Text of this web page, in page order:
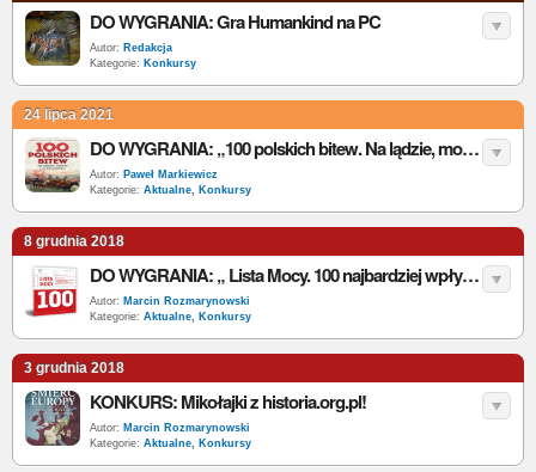
DO WYGRANIA: Gra Humankind na PC
Autor: Redakcja
Kategorie: Konkursy
24 lipca 2021
DO WYGRANIA: „100 polskich bitew. Na lądzie, morzu i w powietrzu”
Autor: Paweł Markiewicz
Kategorie: Aktualne, Konkursy
8 grudnia 2018
DO WYGRANIA: „ Lista Mocy. 100 najbardziej wpływowych Polek i Polaków z niepełnosprawnością”
Autor: Marcin Rozmarynowski
Kategorie: Aktualne, Konkursy
3 grudnia 2018
KONKURS: Mikołajki z historia.org.pl!
Autor: Marcin Rozmarynowski
Kategorie: Aktualne, Konkursy